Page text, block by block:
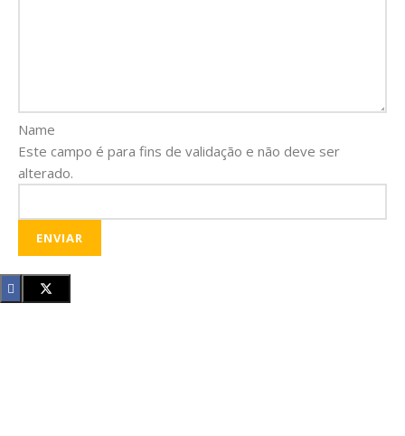
Name
Este campo é para fins de validação e não deve ser
alterado.